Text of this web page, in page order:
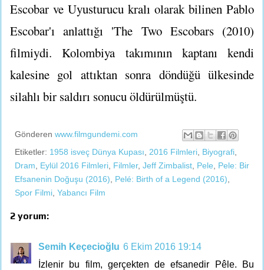
Escobar ve Uyusturucu kralı olarak bilinen Pablo
Escobar'ı anlattığı 'The Two Escobars (2010)
filmiydi. Kolombiya takımının kaptanı kendi
kalesine gol attıktan sonra döndüğü ülkesinde
silahlı bir saldırı sonucu öldürülmüştü.
Gönderen www.filmgundemi.com
Etiketler: 1958 isveç Dünya Kupası 2016 Filmleri Biyografi
Dram
Eylül 2016 Filmleri Filmler, Jeff Zimbalist Pele
Pele: Bir
Efsanenin Doğuşu (2016)
Pelé: Birth of a Legend (2016)
Spor Filmi Yabancı Film
2 yorum:
Semih Keçecioğlu 6 Ekim 2016 19:14
İzlenir bu film, gerçekten de efsanedir Pêle. Bu